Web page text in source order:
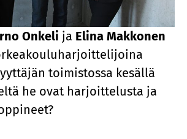
Onkeli ja Elina Makkonen
toimistossa kesällä
he ovat harjoittelusta ja